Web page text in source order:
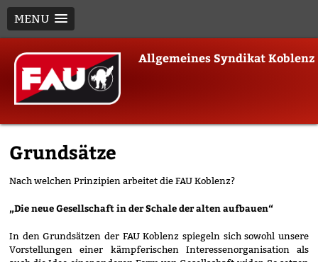
MENU
content
Allgemeines Syndikat Koblenz
Grundsätze
Nach welchen Prinzipien arbeitet die FAU Koblenz?
„Die neue Gesellschaft in der Schale der alten aufbauen“
In den Grundsätzen der FAU Koblenz spiegeln sich sowohl unsere
Vorstellungen einer kämpferischen Interessenorganisation als